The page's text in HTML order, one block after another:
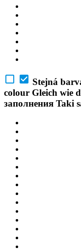
Stejná
colour Gleich wie
заполнения Taki